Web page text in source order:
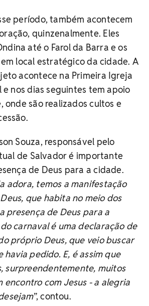
período, também acontecem
quinzenalmente. Eles
até o Farol da Barra e os
local estratégico da cidade. A
acontece na Primeira Igreja
e nos dias seguintes tem apoio
onde são realizados cultos e
Souza, responsável pelo
de Salvador é importante
de Deus para a cidade.
adora, temos a manifestação
que habita no meio dos
presença de Deus para a
carnaval é uma declaração de
próprio Deus, que veio buscar
havia pedido. E, é assim que
surpreendentemente, muitos
encontro com Jesus - a alegria
”, contou.